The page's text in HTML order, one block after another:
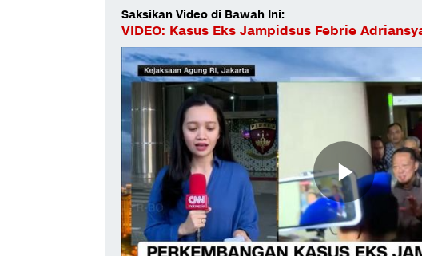
Saksikan Video di Bawah Ini:
VIDEO: Kasus Eks Jampidsus Febrie